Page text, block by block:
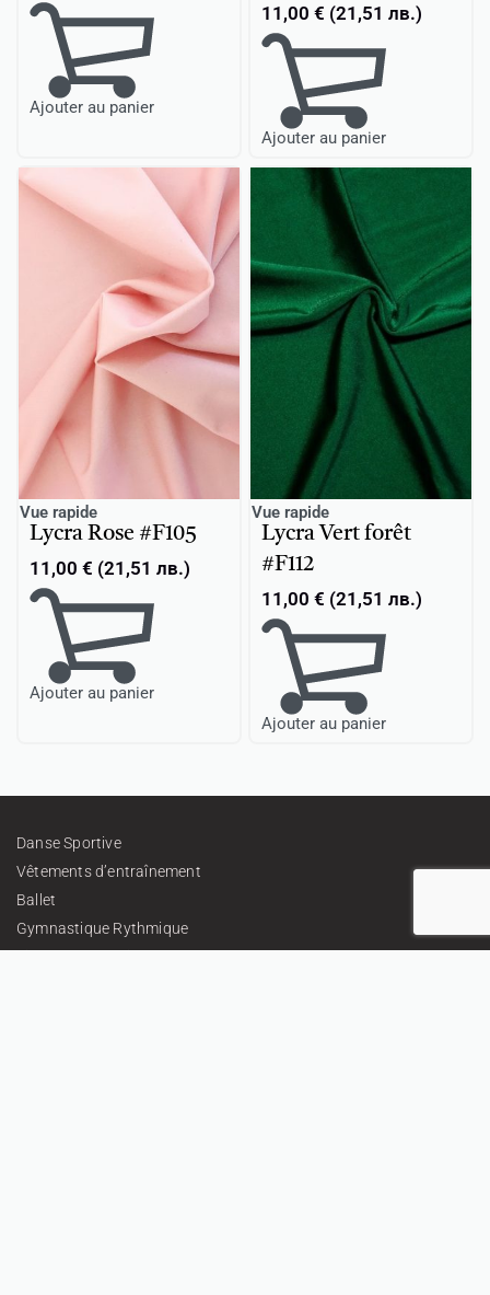
Ajouter au panier
11,00 € (21,51 лв.)
Ajouter au panier
Vue rapide
Lycra Rose #F105
11,00 € (21,51 лв.)
Ajouter au panier
Vue rapide
Lycra Vert forêt
#F112
11,00 € (21,51 лв.)
Ajouter au panier
Danse Sportive
Vêtements d’entraînement
Ballet
Gymnastique Rythmique